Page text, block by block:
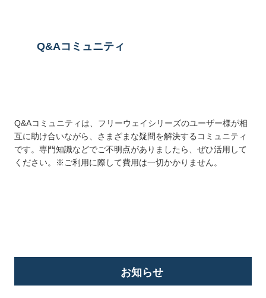
Q&Aコミュニティ
Q&Aコミュニティは、フリーウェイシリーズのユーザー様が相
互に助け合いながら、さまざまな疑問を解決するコミュニティ
です。専門知識などでご不明点がありましたら、ぜひ活用して
ください。※ご利用に際して費用は一切かかりません。
お知らせ